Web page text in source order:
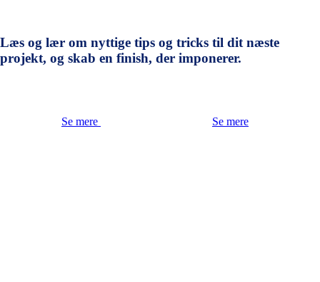
Læs og lær om nyttige tips og tricks til dit næste
projekt, og skab en finish, der imponerer.
Se mere Se mere